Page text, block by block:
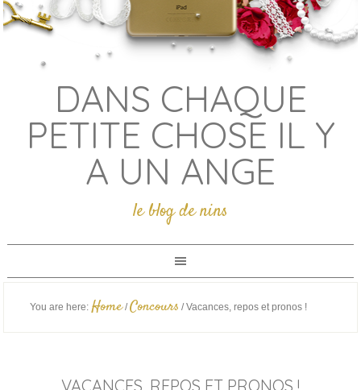
DANS CHAQUE
PETITE CHOSE IL Y
A UN ANGE
le blog de nins
You are here: Home / Concours /Vacances, repos et pronos !
VACANCES, REPOS ET PRONOS !